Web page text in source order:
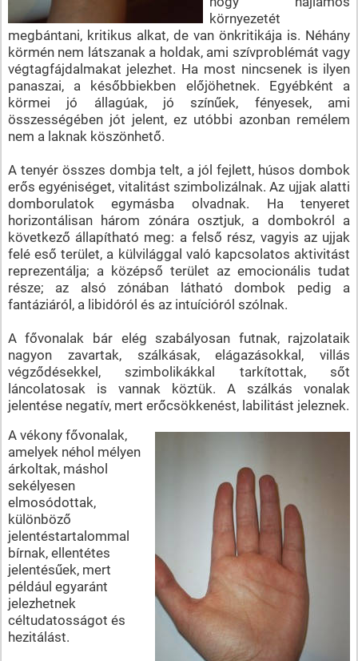
környezetét
megbántani, kritikus alkat, de van önkritikája is. Néhány
körmén nem látszanak a holdak, ami szívproblémát vagy
végtagfájdalmakat jelezhet. Ha most nincsenek is ilyen
panaszai, a későbbiekben előjöhetnek. Egyébként a
körmei jó állagúak, jó színűek, fényesek, ami
összességében jót jelent, ez utóbbi azonban remélem
nem a laknak köszönhető.
A tenyér összes dombja telt, a jól fejlett, húsos dombok
erős egyéniséget, vitalitást szimbolizálnak. Az ujjak alatti
domborulatok egymásba olvadnak. Ha tenyeret
horizontálisan három zónára osztjuk, a dombokról a
következő állapítható meg: a felső rész, vagyis az ujjak
felé eső terület, a külvilággal való kapcsolatos aktivitást
reprezentálja; a középső terület az emocionális tudat
része; az alsó zónában látható dombok pedig a
fantáziáról, a libidóról és az intuícióról szólnak.
A fővonalak bár elég szabályosan futnak, rajzolataik
nagyon zavartak, szálkásak, elágazásokkal, villás
végződésekkel, szimbolikákkal tarkítottak, sőt
láncolatosak is vannak köztük. A szálkás vonalak
jelentése negatív, mert erőcsökkenést, labilitást jeleznek.
A vékony fővonalak,
amelyek néhol mélyen
árkoltak, máshol
sekélyesen
elmosódottak,
különböző
jelentéstartalommal
bírnak, ellentétes
jelentésűek, mert
például egyaránt
jelezhetnek
céltudatosságot és
hezitálást.